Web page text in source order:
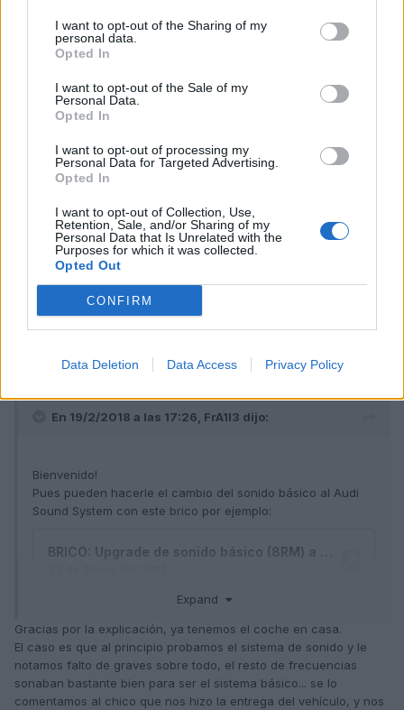
I want to opt-out of the Sharing of my
personal data.
Opted In
I want to opt-out of the Sale of my
Personal Data.
Opted In
I want to opt-out of processing my
Personal Data for Targeted Advertising.
Opted In
I want to opt-out of Collection, Use,
Retention, Sale, and/or Sharing of my
Personal Data that Is Unrelated with the
Purposes for which it was collected.
Opted Out
CONFIRM
Data Deletion Data Access Privacy Policy
Necesita cablear todo el coche. Para eso mejor que le pongan
una etapa de buena marca y con eso ya mejor el sonido. Por aquí
tenemos compañeros que le han cambiado los altavoces y etapa
saludos!
Responder
3 semanas más tarde...
Publicado9 de Marzo del 2018
En 19/2/2018 a las 17:26, FrA1l3 dijo:
Bienvenido!
Pues pueden hacerle el cambio del sonido básico al Audi
Sound System con este brico por ejemplo:
Expand
Gracias por la explicación, ya tenemos el coche en casa.
El caso es que al principio probamos el sistema de sonido y le
notamos falto de graves sobre todo, el resto de frecuencias
sonaban bastante bien para ser el sistema básico... se lo
comentamos al chico que nos hizo la entrega del vehículo, y nos